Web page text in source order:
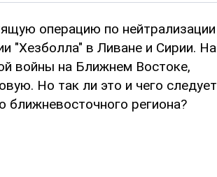
операцию по нейтрализации
"Хезболла" в Ливане и Сирии. На
войны на Ближнем Востоке,
Но так ли это и чего следует
региона?